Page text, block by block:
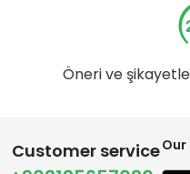
Öneri ve
Customer service